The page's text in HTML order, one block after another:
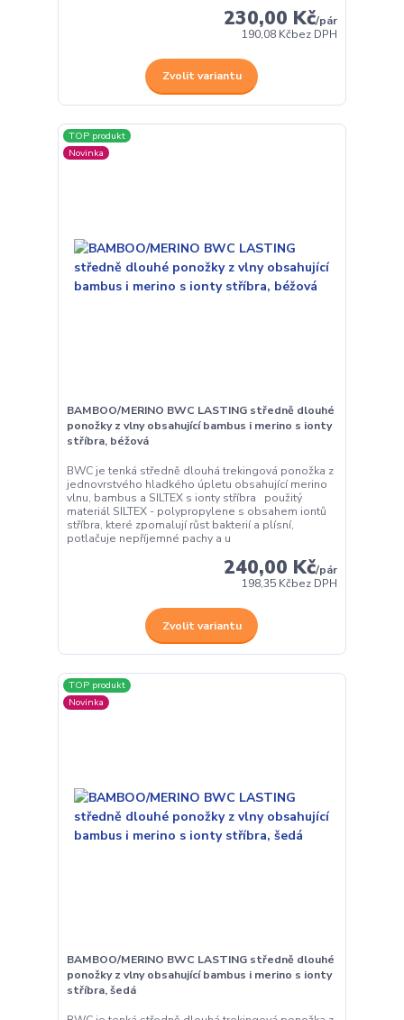
230,00 Kč/pár
190,08 Kčbez DPH
Zvolit variantu
TOP produkt
Novinka
BAMBOO/MERINO BWC LASTING středně dlouhé
ponožky z vlny obsahující bambus i merino s ionty
stříbra, béžová
BWC je tenká středně dlouhá trekingová ponožka z
jednovrstvého hladkého úpletu obsahující merino
vlnu, bambus a SILTEX s ionty stříbra použitý
materiál SILTEX - polypropylene s obsahem iontů
stříbra, které zpomalují růst bakterií a plísní,
potlačuje nepříjemné pachy a u
240,00 Kč/pár
198,35 Kčbez DPH
Zvolit variantu
TOP produkt
Novinka
BAMBOO/MERINO BWC LASTING středně dlouhé
ponožky z vlny obsahující bambus i merino s ionty
stříbra, šedá